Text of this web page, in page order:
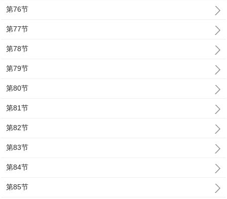
第76节
第77节
第78节
第79节
第80节
第81节
第82节
第83节
第84节
第85节